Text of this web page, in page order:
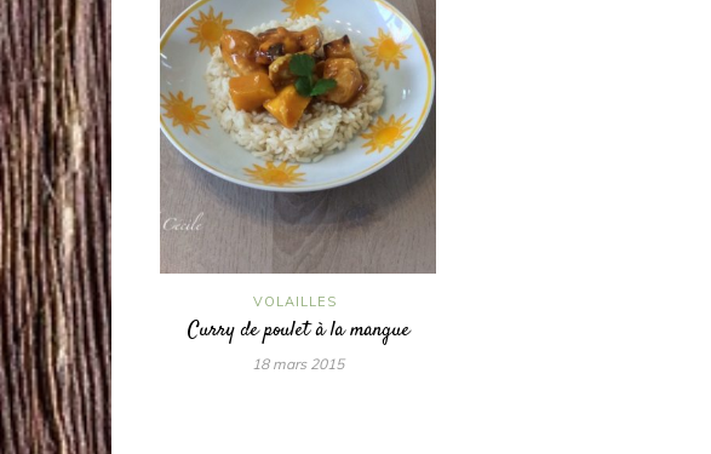
VOLAILLES
Curry de poulet à la mangue
18 mars 2015